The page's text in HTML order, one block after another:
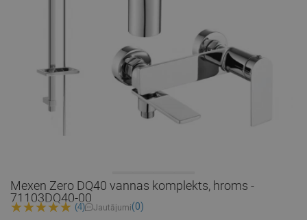
Mexen Zero DQ40 vannas komplekts, hroms -
71103DQ40-00
(4) Jautājumi(0)